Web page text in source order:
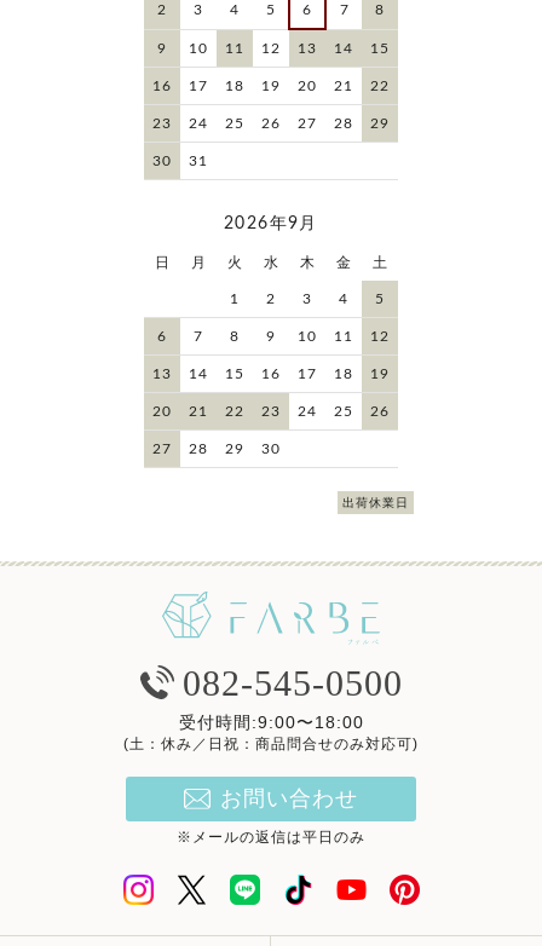
2 3 4 5 6 7 8
9 10 11 12 13 14 15
16 17 18 19 20 21 22
23 24 25 26 27 28 29
30 31
2026年9月
日 月 火 水 木 金 土
1 2 3 4 5
6 7 8 9 10 11 12
13 14 15 16 17 18 19
20 21 22 23 24 25 26
27 28 29 30
出荷休業日
082-545-0500
受付時間:9:00〜18:00
(土：休み／日祝：商品問合せのみ対応可)
お問い合わせ
※メールの返信は平日のみ